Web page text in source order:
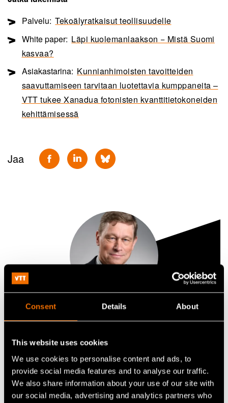
Consent Details About
This website uses cookies
We use cookies to personalise content and ads, to
provide social media features and to analyse our traffic.
We also share information about your use of our site with
our social media, advertising and analytics partners who
Palvelu: Tekoälyratkaisut teollisuudelle
White paper: Läpi kuolemanlaakson − Mistä Suomi
kasvaa?
Asiakastarina: Kunnianhimoisten tavoitteiden
saavuttamiseen tarvitaan luotettavia kumppaneita –
VTT tukee Xanadua fotonisten kvanttitietokoneiden
kehittämisessä
Jaa
Heikki Ailisto
Research Professor
+358405550726
heikki.ailisto@vtt.fi